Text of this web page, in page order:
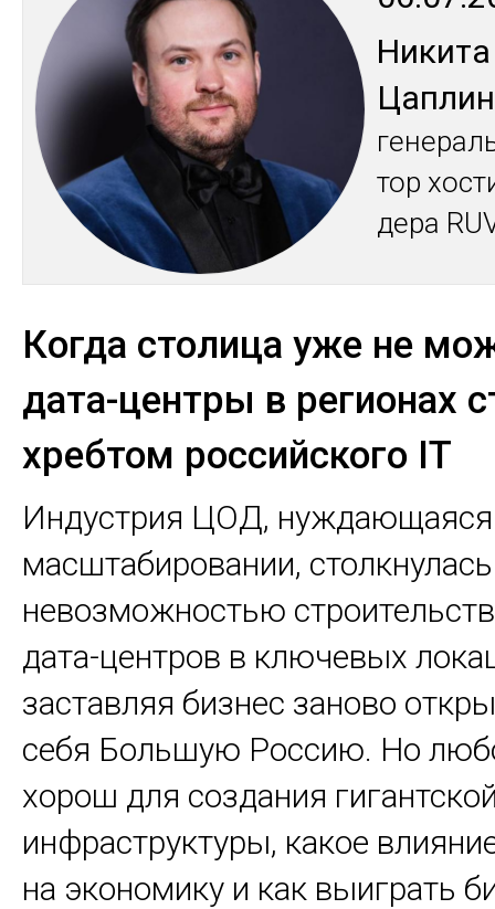
Ни­кита
Цап­лин
тор
де­ра
Когда столица уже не
дата-центры в регионах
хребтом российского IT
Индустрия ЦОД,
масштабировании,
невозможностью
дата-центров в ключевых
заставляя бизнес заново
себя Большую Россию. Но
хорош для создания
инфраструктуры, какое
на экономику и как выиграть